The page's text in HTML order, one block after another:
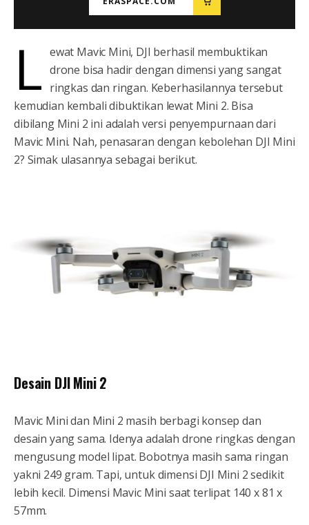
L ewat Mavic Mini, DJI berhasil membuktikan
drone bisa hadir dengan dimensi yang sangat
ringkas dan ringan. Keberhasilannya tersebut
kemudian kembali dibuktikan lewat Mini 2. Bisa
dibilang Mini 2 ini adalah versi penyempurnaan dari
Mavic Mini. Nah, penasaran dengan kebolehan DJI Mini
2? Simak ulasannya sebagai berikut.
Desain DJI Mini 2
Mavic Mini dan Mini 2 masih berbagi konsep dan
desain yang sama. Idenya adalah drone ringkas dengan
mengusung model lipat. Bobotnya masih sama ringan
yakni 249 gram. Tapi, untuk dimensi DJI Mini 2 sedikit
lebih kecil. Dimensi Mavic Mini saat terlipat 140 x 81 x
57mm.